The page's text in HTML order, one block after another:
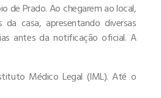
de Prado. Ao chegarem ao local,
casa, apresentando diversas
antes da notificação oficial. A
Médico Legal (IML). Até o